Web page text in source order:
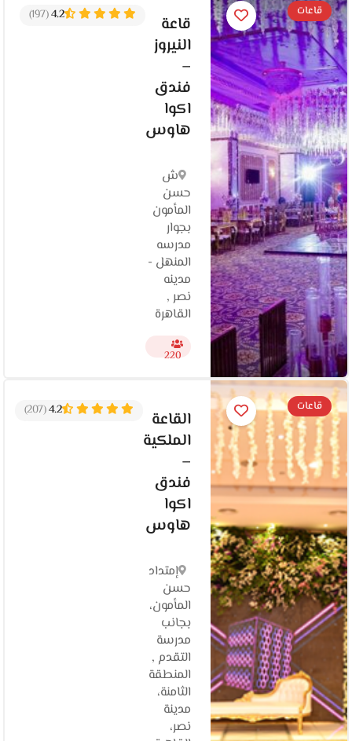
قاعات
قاعة
النيروز
–
فندق
اكوا
هاوس
ش
حسن
المأمون
بجوار
مدرسه
المنهل -
مدينه
نصر ,
القاهرة
220
4.2
(197)
قاعات
القاعة
الملكية
–
فندق
اكوا
هاوس
إمتداد
حسن
المأمون،
بجانب
مدرسة
التقدم ,
المنطقة
الثامنة،
مدينة
نصر،
4.2
(207)